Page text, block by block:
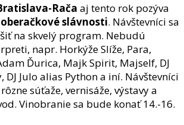
Rača aj tento rok pozýva
oberačkové slávnosti. Návštevníci sa
na skvelý program. Nebudú
napr. Horkýže Slíže, Para,
Ďurica, Majk Spirit, Majself, DJ
DJ Julo alias Python a iní. Návštevníci
súťaže, vernisáže, výstavy a
Vinobranie sa bude konať 14.-16.